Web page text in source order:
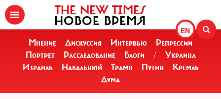
EN
THE NEW TIMES
НОВОЕ ВРЕМЯ
Мнение Дискуссия Интервью
Репрессии
Портрет
Расследование Блоги /
Украина
Израиль
Навальный Трамп Путин
Кремль
Дума